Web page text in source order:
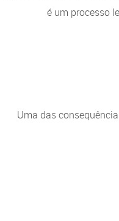
é um processo
Uma das